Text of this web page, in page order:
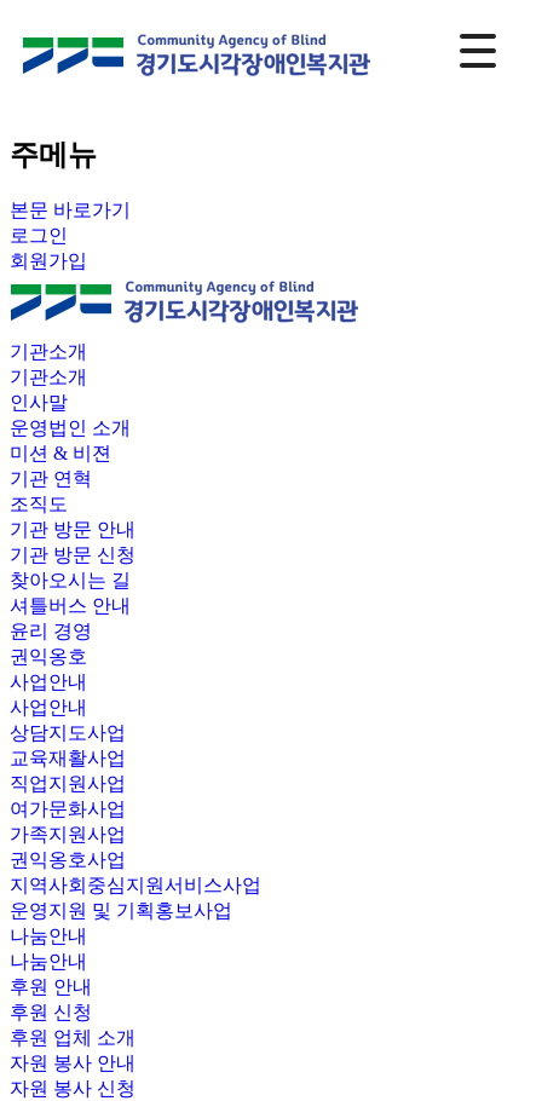
주메뉴
본문 바로가기
로그인
회원가입
기관소개
기관소개
인사말
운영법인 소개
미션 & 비젼
기관 연혁
조직도
기관 방문 안내
기관 방문 신청
찾아오시는 길
셔틀버스 안내
윤리 경영
권익옹호
사업안내
사업안내
상담지도사업
교육재활사업
직업지원사업
여가문화사업
가족지원사업
권익옹호사업
지역사회중심지원서비스사업
운영지원 및 기획홍보사업
나눔안내
나눔안내
후원 안내
후원 신청
후원 업체 소개
자원 봉사 안내
자원 봉사 신청